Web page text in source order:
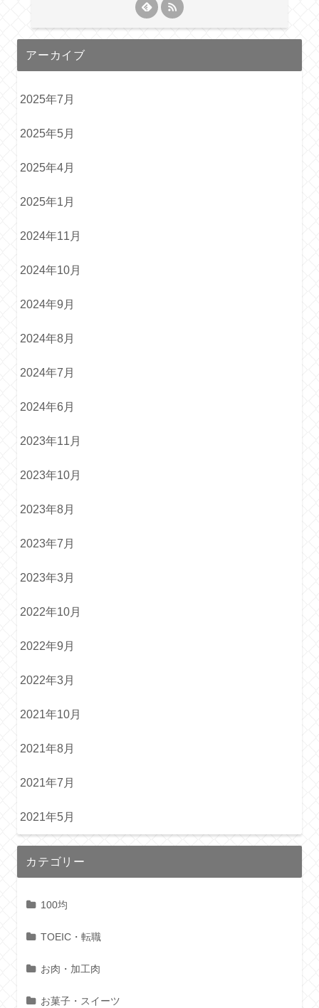
アーカイブ
2025年7月
2025年5月
2025年4月
2025年1月
2024年11月
2024年10月
2024年9月
2024年8月
2024年7月
2024年6月
2023年11月
2023年10月
2023年8月
2023年7月
2023年3月
2022年10月
2022年9月
2022年3月
2021年10月
2021年8月
2021年7月
2021年5月
カテゴリー
100均
TOEIC・転職
お肉・加工肉
お菓子・スイーツ